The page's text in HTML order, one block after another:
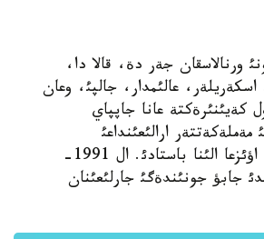
ورنالاسقان جةر دة، قالا دا،
اسكةريلةر، عالئمدار، جالپئ، وعان
كةيئنئرةكتة عانا جاپپاي
ارالئعئنداعئ
كةلئسسوزدةردة، ءتذرلئ قوعامدئق قوزعالئستار مةن ذيئمدار جيئندارئندا اؤئزعا الئنا باستادئ. ال 1991-
جابؤ جونئندةگئ جارلئعئنان